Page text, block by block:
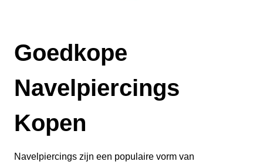
Goedkope
Navelpiercings
Kopen
Navelpiercings zijn een populaire vorm van